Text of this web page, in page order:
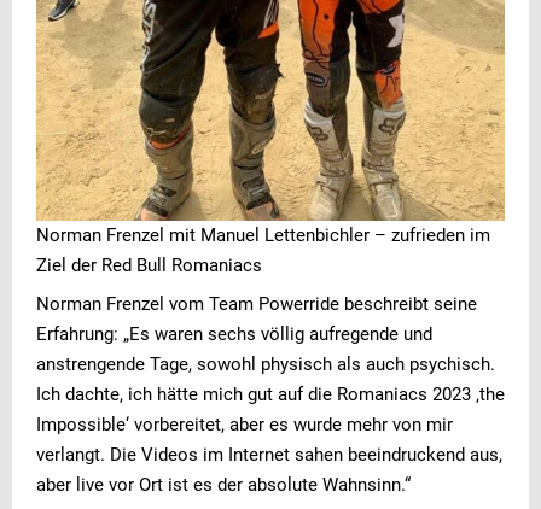
Norman Frenzel mit Manuel Lettenbichler – zufrieden im
Ziel der Red Bull Romaniacs
Norman Frenzel vom Team Powerride beschreibt seine
Erfahrung: „Es waren sechs völlig aufregende und
anstrengende Tage, sowohl physisch als auch psychisch.
Ich dachte, ich hätte mich gut auf die Romaniacs 2023 ‚the
Impossible‘ vorbereitet, aber es wurde mehr von mir
verlangt. Die Videos im Internet sahen beeindruckend aus,
aber live vor Ort ist es der absolute Wahnsinn.“